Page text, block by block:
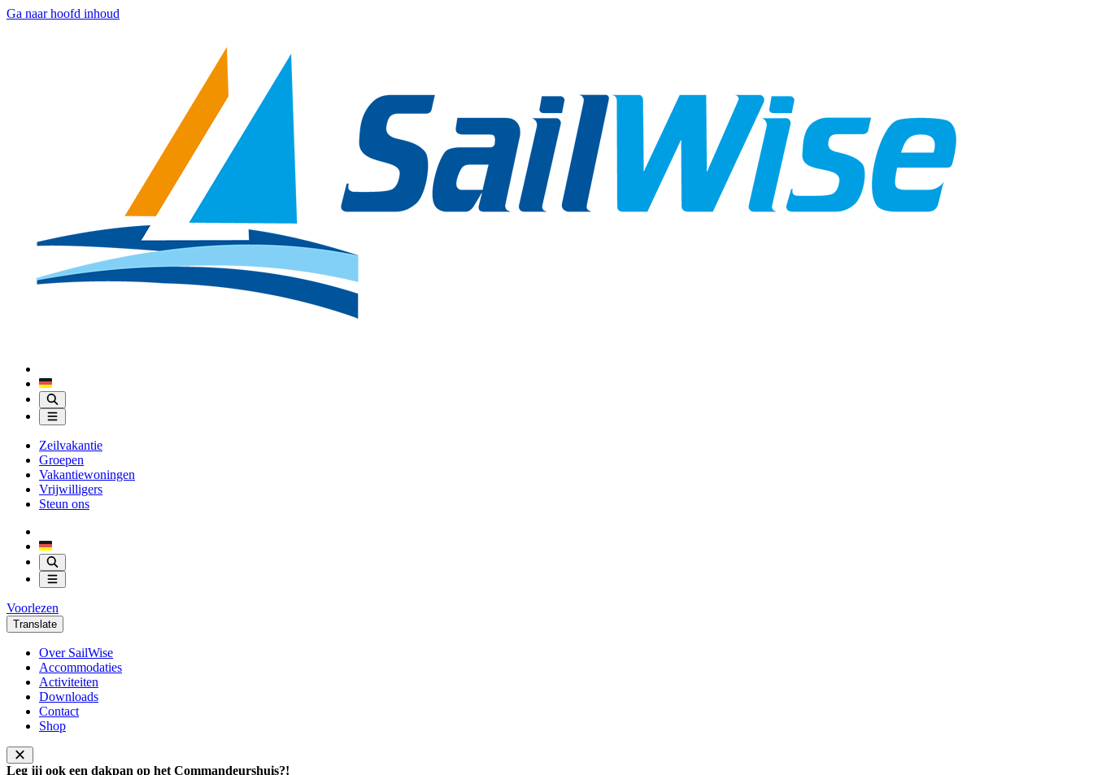
Ga naar hoofd inhoud
Zeilvakantie
Groepen
Vakantiewoningen
Vrijwilligers
Steun ons
Voorlezen
Translate
Over SailWise
Accommodaties
Activiteiten
Downloads
Contact
Shop
Leg jij ook een dakpan op het Commandeurshuis?!